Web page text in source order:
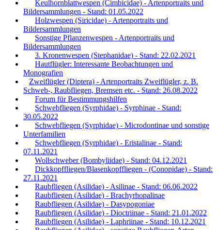
Keulhornblattwespen (Cimbicidae) - Artenportraits und
Bildersammlungen - Stand: 01.05.2022
Holzwespen (Siricidae) - Artenportraits und
Bildersammlungen
Sonstige Pflanzenwespen - Artenportraits und
Bildersammlungen
3. Kronenwespen (Stephanidae) - Stand: 22.02.2021
Hautflügler: Interessante Beobachtungen und
Monografien
Zweiflügler (Diptera) - Artenportraits Zweiflügler, z. B.
Schweb-, Raubfliegen, Bremsen etc. - Stand: 26.08.2022
Forum für Bestimmungshilfen
Schwebfliegen (Syrphidae) - Syrphinae - Stand:
30.05.2022
Schwebfliegen (Syrphidae) - Microdontinae und sonstige
Unterfamilien
Schwebfliegen (Syrphidae) - Eristalinae - Stand:
07.11.2021
Wollschweber (Bombyliidae) - Stand: 04.12.2021
Dickkopffliegen/Blasenkopffliegen - (Conopidae) - Stand:
27.11.2021
Raubfliegen (Asilidae) - Asilinae - Stand: 06.06.2022
Raubfliegen (Asilidae) - Brachyrhopalinae
Raubfliegen (Asilidae) - Dasypogoniae
Raubfliegen (Asilidae) - Dioctriinae - Stand: 21.01.2022
Raubfliegen (Asilidae) - Laphriinae - Stand: 10.12.2021